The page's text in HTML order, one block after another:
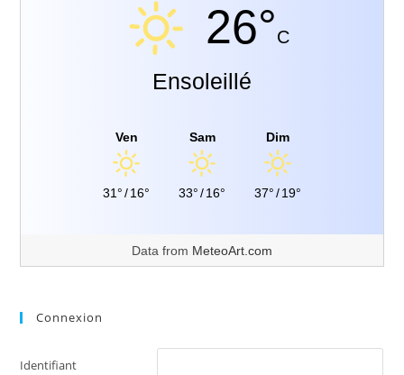
26°C
Ensoleillé
Ven
31°/16°
Sam
33°/16°
Dim
37°/19°
Data from MeteoArt.com
Connexion
Identifiant